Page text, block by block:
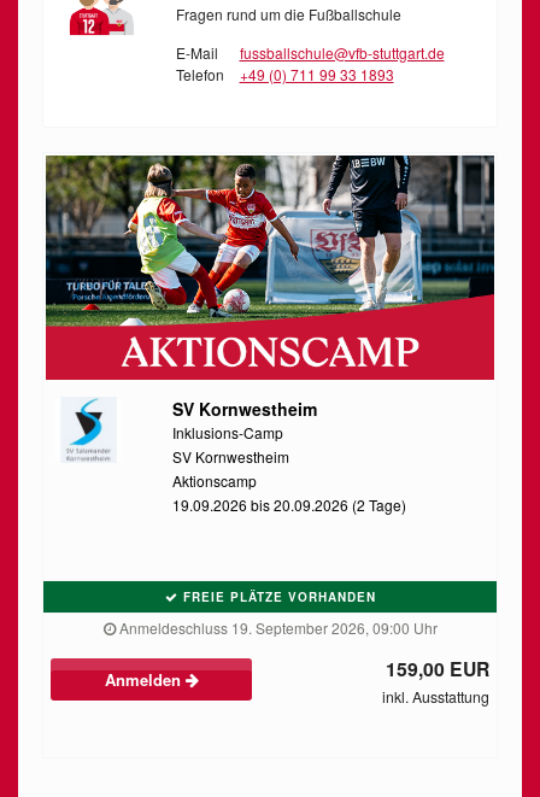
Fragen rund um die Fußballschule
E-Mail
fussballschule@vfb-stuttgart.de
Telefon
+49 (0) 711 99 33 1893
SV Kornwestheim
Inklusions-Camp
SV Kornwestheim
Aktionscamp
19.09.2026 bis 20.09.2026 (2 Tage)
FREIE PLÄTZE VORHANDEN
Anmeldeschluss 19. September 2026, 09:00 Uhr
Anmelden 159,00 EUR
inkl. Ausstattung